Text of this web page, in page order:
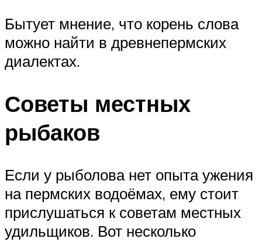
Бытует мнение, что корень слова
можно найти в древнепермских
диалектах.
Советы местных
рыбаков
Если у рыболова нет опыта ужения
на пермских водоёмах, ему стоит
прислушаться к советам местных
удильщиков. Вот несколько